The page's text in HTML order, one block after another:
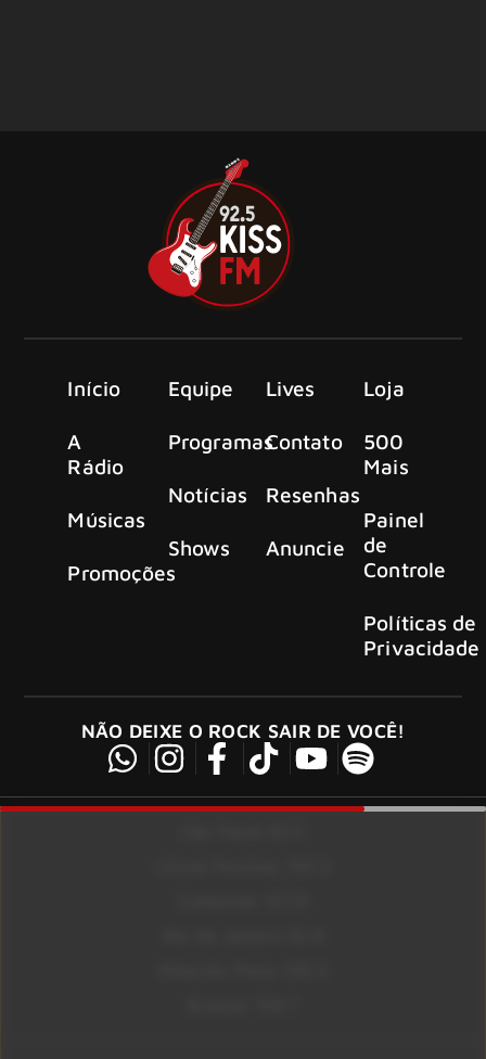
Início
A
Rádio
Músicas
Promoções
Equipe
Programas
Notícias
Shows
Lives
Contato
Resenhas
Anuncie
Loja
500
Mais
Painel
de
Controle
Políticas de
Privacidade
NÃO DEIXE O ROCK SAIR DE VOCÊ!